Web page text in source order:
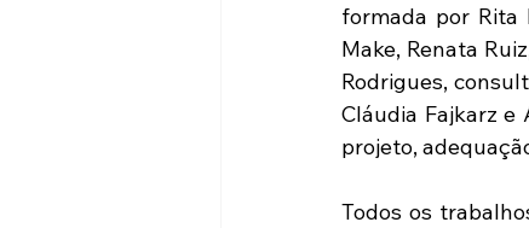
formada por Rita
Make, Renata
Rodrigues,
Cláudia Fajkarz e
projeto,
Todos os